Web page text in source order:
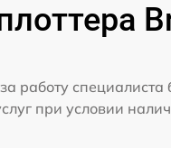
работу
при условии